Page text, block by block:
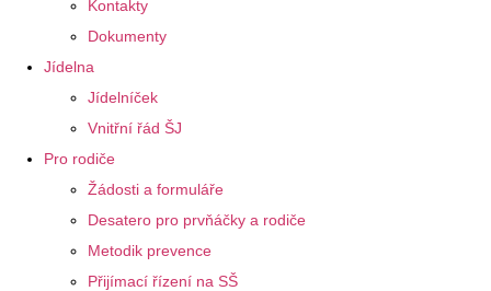
Kontakty
Dokumenty
Jídelna
Jídelníček
Vnitřní řád ŠJ
Pro rodiče
Žádosti a formuláře
Desatero pro prvňáčky a rodiče
Metodik prevence
Přijímací řízení na SŠ